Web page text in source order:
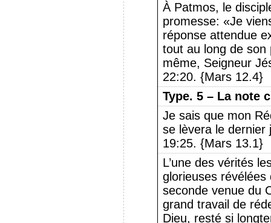
À Patmos, le
promesse: «Je
réponse attendue
tout au long de son
même, Seigneur
22:20. {Mars 12.4}
Type. 5 – La note
Je sais que mon
se lèvera le dernier
19:25. {Mars 13.1}
L’une des vérités
glorieuses
seconde venue du
grand travail de
Dieu, resté si